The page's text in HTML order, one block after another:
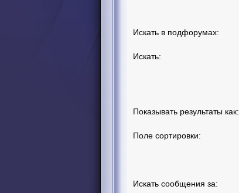
Искать в подфорумах:
Искать:
Показывать результаты как:
Поле сортировки:
Искать сообщения за: